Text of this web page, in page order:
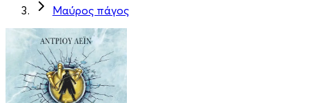
Μαύρος πάγος